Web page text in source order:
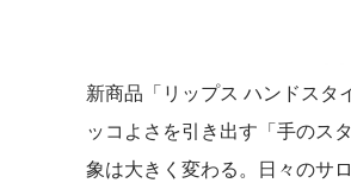
新商品「リップス ハンドスタ
ッコよさを引き出す「手のス
象は大きく変わる。日々のサ